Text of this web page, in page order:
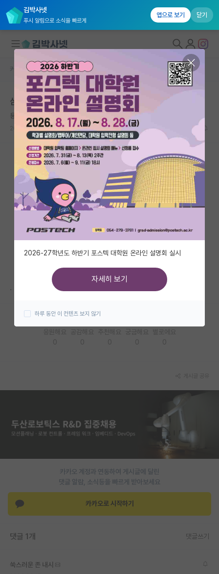
김박사넷
푸시 알림으로 소식을 빠르게
앱으로 보기 닫기
대학원생 모집
국내대학원 정보
연구실&오픈랩
커뮤니티
커뮤니티 홈
전체글보기
베스트 게시판
IF 명예의전당
자유 게시판(아무개랩)
미국 유학 게시판
미국 대학원 합격 후기 게시판
대학원 합격 후기 게시판
임용 후기 게시판
인문사회 계열 게시판
특수/전문대학원 게시판
반도체/AI 게시판
장학금/장학생 게시판
커뮤니티 홈 취업 게시판
삼성리서치 수시채용 질문
용감한 도스토예프스키
2026.03.15 1 1827
.
카카오 계정과 연동하여 게시글에 달린
댓글 알람, 소식등을 빠르게 받아보세요
카카오로 시작하기
댓글 1개 댓글쓰기
쑥스러운 존 내시
2026-27학년도 하반기 포스텍 대학원 온라인 설명회 실시
자세히 보기
하루 동안 이 컨텐츠 보지 않기